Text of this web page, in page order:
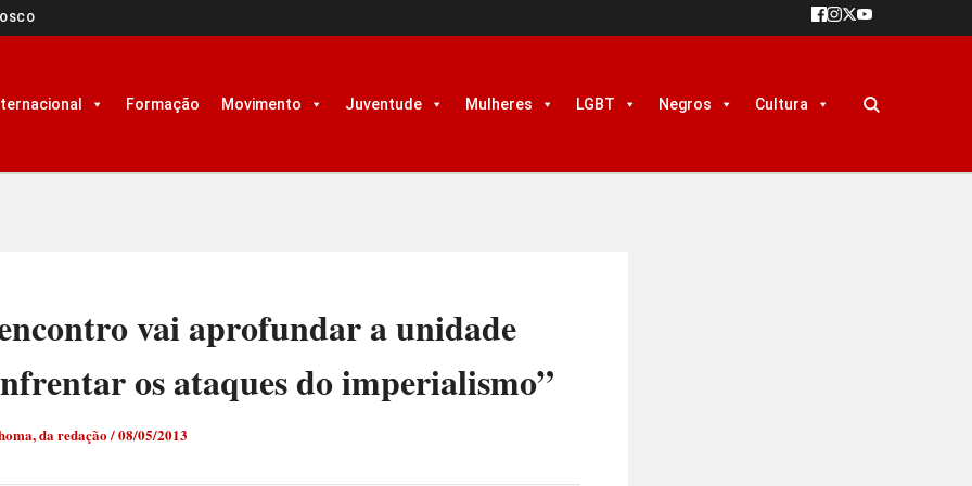
Formação Movimento Juventude Mulheres LGBT Negros Cultura
vai aprofundar a unidade
os ataques do imperialismo”
da redação/08/05/2013